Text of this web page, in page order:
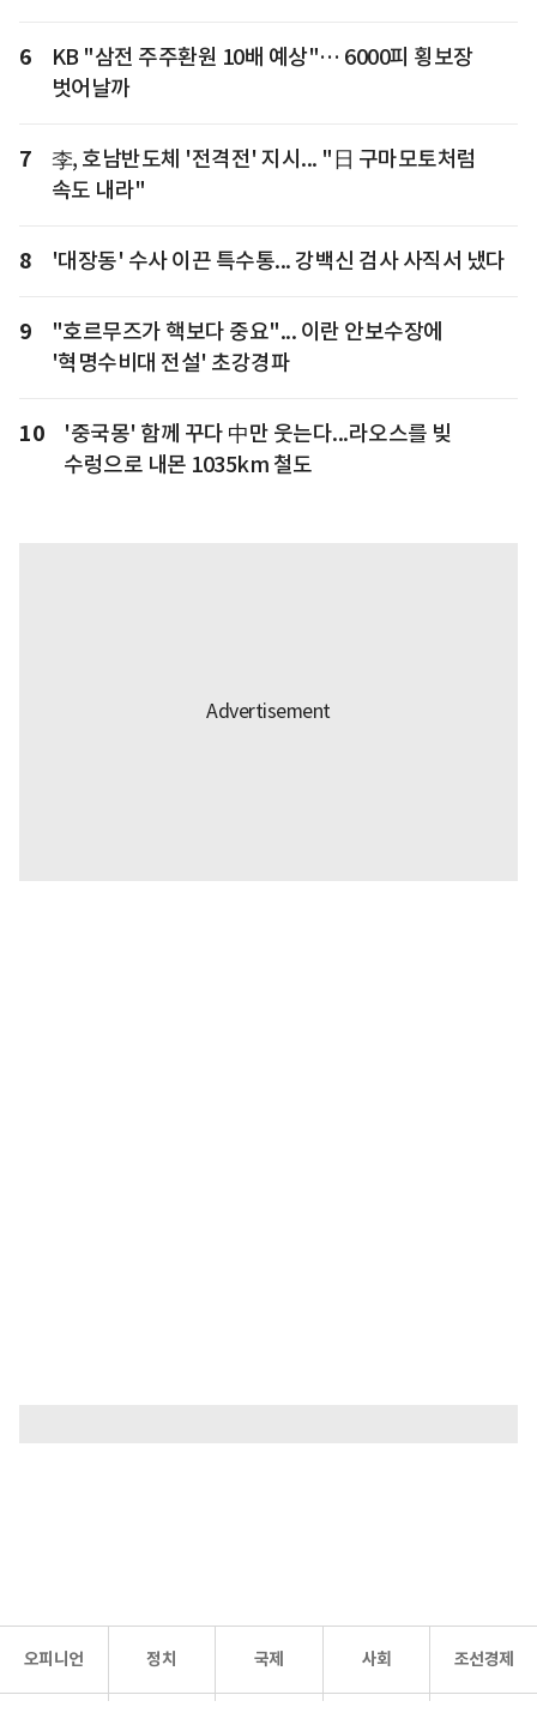
6
KB "삼전 주주환원 10배 예상"… 6000피 횡보장
벗어날까
7
李, 호남반도체 '전격전' 지시... "日 구마모토처럼
속도 내라"
8 '대장동' 수사 이끈 특수통... 강백신 검사 사직서 냈다
9
"호르무즈가 핵보다 중요"... 이란 안보수장에
'혁명수비대 전설' 초강경파
10
'중국몽' 함께 꾸다 中만 웃는다...라오스를 빚
수렁으로 내몬 1035km 철도
오피니언 정치 국제 사회 조선경제